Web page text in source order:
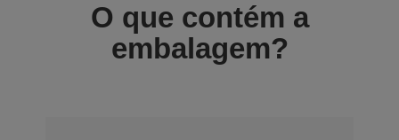
O que contém a
embalagem?